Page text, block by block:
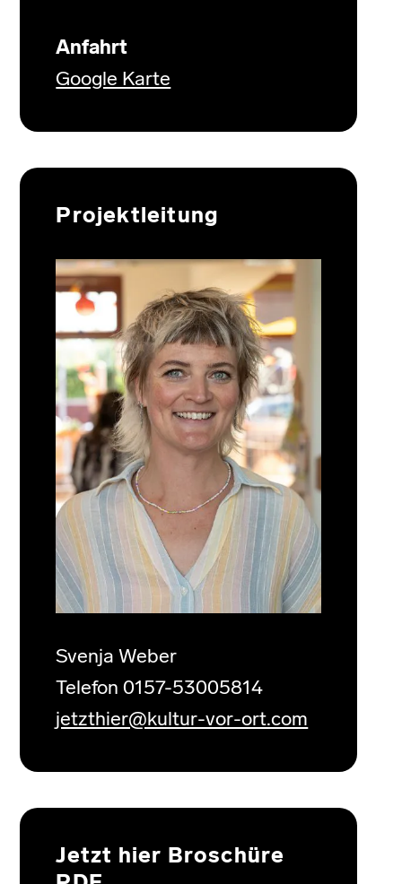
Anfahrt
Google Karte
Projektleitung
Svenja Weber
Telefon 0157-53005814
jetzthier@kultur-vor-ort.com
Jetzt hier Broschüre